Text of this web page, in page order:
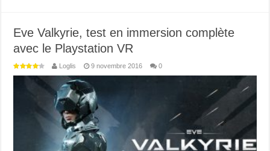
Eve Valkyrie, test en immersion complète
avec le Playstation VR
Loglis 9 novembre 2016 0